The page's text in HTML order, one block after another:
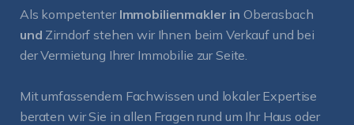
Als kompetenter Immobilienmakler in Oberasbach
und Zirndorf stehen wir Ihnen beim Verkauf und bei
der Vermietung Ihrer Immobilie zur Seite.
Mit umfassendem Fachwissen und lokaler Expertise
beraten wir Sie in allen Fragen rund um Ihr Haus oder